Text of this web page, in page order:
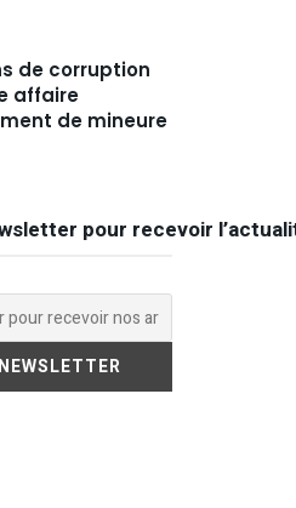
de corruption
affaire
de mineure
pour recevoir